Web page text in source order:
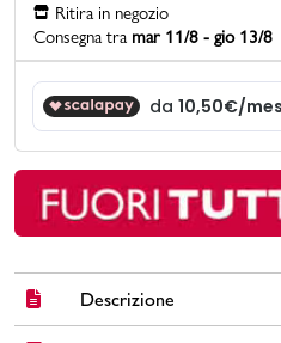
pcard
Gift card
Ritira in negozio
Consegna tra mar 11/8 - gio 13/8
Descrizione